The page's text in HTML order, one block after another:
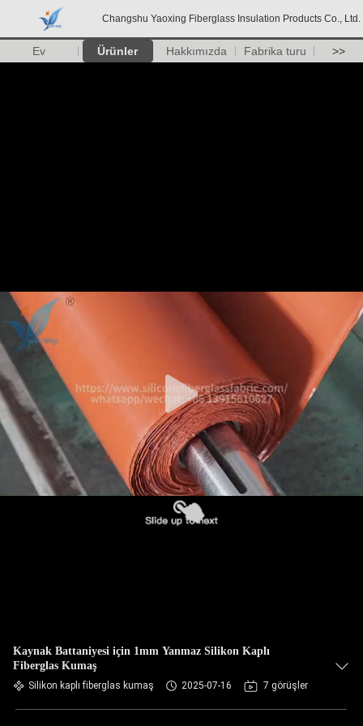
Changshu Yaoxing Fiberglass Insulation Products Co., Ltd.
Ev Ürünler Hakkımızda Fabrika turu >>
Kaynak Battaniyesi için 1mm Yanmaz Silikon Kaplı
Fiberglas Kumaş
Silikon kaplı fiberglas kumaş 2025-07-16 7 görüşler